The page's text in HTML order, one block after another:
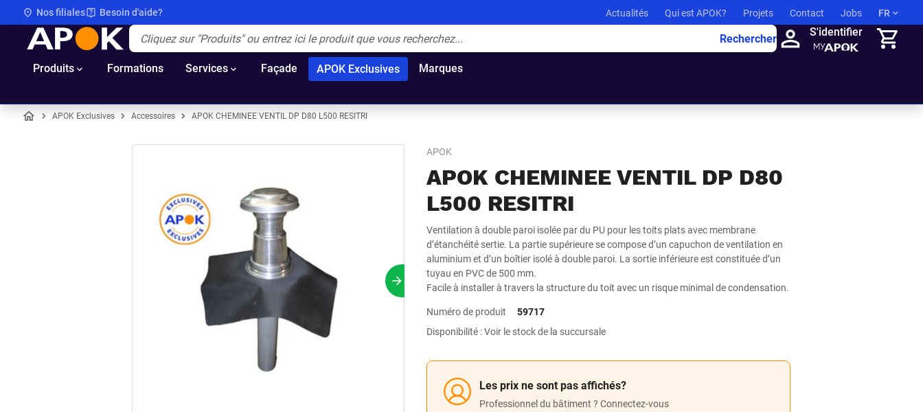
Nos filiales Besoin d'aide? Actualités Qui est APOK? Projets Contact Jobs FR
APOK Rechercher
S'identifier
Produits Formations Services Façade APOK Exclusives Marques
APOK Exclusives Accessoires APOK CHEMINEE VENTIL DP D80 L500 RESITRI
APOK
APOK CHEMINEE VENTIL DP D80
L500 RESITRI
Ventilation à double paroi isolée par du PU pour les toits plats avec membrane
d’étanchéité sertie. La partie supérieure se compose d’un capuchon de ventilation en
aluminium et d’un boîtier isolé à double paroi. La sortie inférieure est constituée d’un
tuyau en PVC de 500 mm.
Facile à installer à travers la structure du toit avec un risque minimal de condensation.
Prochain slide
Numéro de produit
59717
Disponibilité : Voir le stock de la succursale
Les prix ne sont pas affichés?
Professionnel du bâtiment ? Connectez-vous